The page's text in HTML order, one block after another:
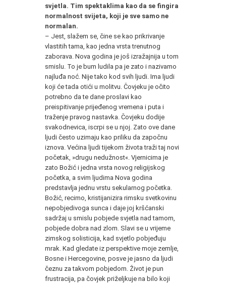
svjetla. Tim spektaklima kao da se fingira
normalnost svijeta, koji je sve samo ne
normalan.
– Jest, slažem se, čine se kao prikrivanje
vlastitih tama, kao jedna vrsta trenutnog
zaborava. Nova godina je još izražajnija u tom
smislu. To je bum ludila pa je zato i nazivamo
najluđa noć. Nije tako kod svih ljudi. Ima ljudi
koji će tada otići u molitvu. Čovjeku je očito
potrebno da te dane proslavi kao
preispitivanje prijeđenog vremena i puta i
traženje pravog nastavka. Čovjeku dodije
svakodnevica, iscrpi se u njoj. Zato ove dane
ljudi često uzimaju kao priliku da započnu
iznova. Većina ljudi tijekom života traži taj novi
početak, »drugu nedužnost«. Vjernicima je
zato Božić i jedna vrsta novog religijskog
početka, a svim ljudima Nova godina
predstavlja jednu vrstu sekularnog početka.
Božić, recimo, kristijanizira rimsku svetkovinu
nepobjedivoga sunca i daje joj kršćanski
sadržaj u smislu pobjede svjetla nad tamom,
pobjede dobra nad zlom. Slavi se u vrijeme
zimskog solisticija, kad svjetlo pobjeđuju
mrak. Kad gledate iz perspektive moje zemlje,
Bosne i Hercegovine, posve je jasno da ljudi
čeznu za takvom pobjedom. Život je pun
frustracija, pa čovjek priželjkuje na bilo koji